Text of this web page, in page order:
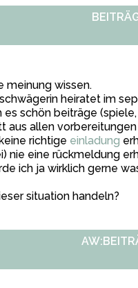
meinung wissen.
heiratet im
es schön beiträge
aus allen
richtige einladung
nie eine rückmeldung
ich ja wirklich gerne
situation handeln?